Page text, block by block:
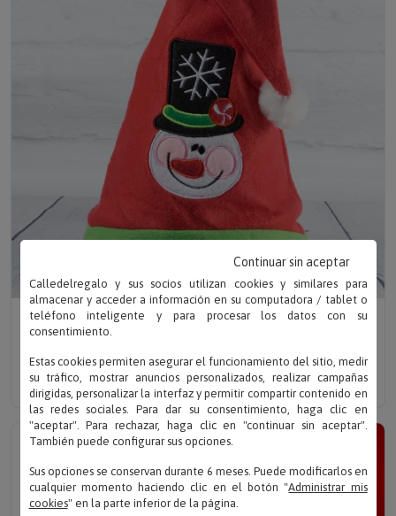
Escribe tu texto
Solo 12.90 €
Calledelregalo y sus socios utilizan cookies y similares para
almacenar y acceder a información en su computadora / tablet o
teléfono inteligente y para procesar los datos con su
consentimiento.
Estas cookies permiten asegurar el funcionamiento del sitio, medir
su tráfico, mostrar anuncios personalizados, realizar campañas
dirigidas, personalizar la interfaz y permitir compartir contenido en
las redes sociales. Para dar su consentimiento, haga clic en
"aceptar". Para rechazar, haga clic en "continuar sin aceptar".
También puede configurar sus opciones.
Sus opciones se conservan durante 6 meses. Puede modificarlos en
cualquier momento haciendo clic en el botón "Administrar mis
cookies" en la parte inferior de la página.
Continuar sin aceptar